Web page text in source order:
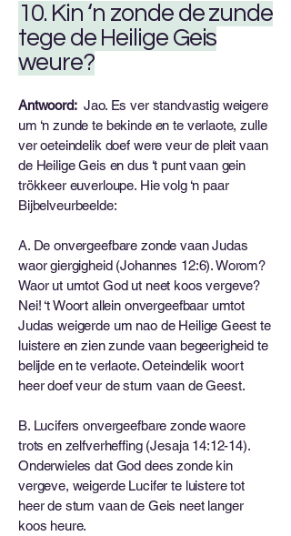
10. Kin ‘n zonde de zunde
tege de Heilige Geis
weure?
Antwoord:Jao. Es ver standvastig weigere
um ‘n zunde te bekinde en te verlaote, zulle
ver oeteindelik doef were veur de pleit vaan
de Heilige Geis en dus ‘t punt vaan gein
trökkeer euverloupe. Hie volg ‘n paar
Bijbelveurbeelde:
A. De onvergeefbare zonde vaan Judas
waor giergigheid (Johannes 12:6). Worom?
Waor ut umtot God ut neet koos vergeve?
Nei! ‘t Woort allein onvergeefbaar umtot
Judas weigerde um nao de Heilige Geest te
luistere en zien zunde vaan begeerigheid te
belijde en te verlaote. Oeteindelik woort
heer doef veur de stum vaan de Geest.
B. Lucifers onvergeefbare zonde waore
trots en zelfverheffing (Jesaja 14:12-14).
Onderwieles dat God dees zonde kin
vergeve, weigerde Lucifer te luistere tot
heer de stum vaan de Geis neet langer
koos heure.